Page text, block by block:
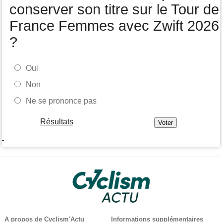
conserver son titre sur le Tour de
France Femmes avec Zwift 2026
?
Oui
Non
Ne se prononce pas
Résultats
-
A propos de Cyclism'Actu Informations supplémentaires